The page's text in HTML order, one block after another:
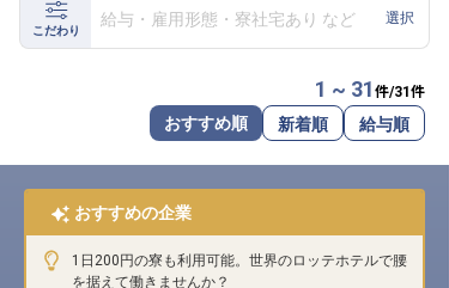
ホテル・宿泊業界情報コラム
転職サポートに申し込む
採用をお考えの企業様へ
こだわり
給与・雇用形態・寮社宅あり など 選択
1 ~ 31 件/31 件
おすすめ順 新着順 給与順
おすすめの企業
1日200円の寮も利用可能。世界のロッテホテルで腰
を据えて働きませんか？